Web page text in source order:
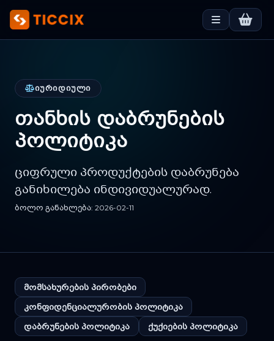
ᲘᲣᲠᲘᲓᲘᲣᲚᲘ
თანხის დაბრუნების
პოლიტიკა
ციფრული პროდუქტების დაბრუნება
განიხილება ინდივიდუალურად.
ბოლო განახლება: 2026-02-11
მომსახურების პირობები
კონფიდენციალურობის პოლიტიკა
დაბრუნების პოლიტიკა
ქუქიების პოლიტიკა